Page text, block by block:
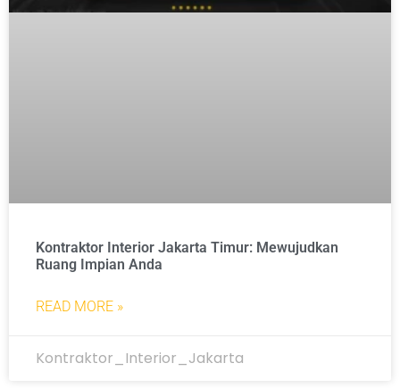
Kontraktor Interior Jakarta Timur: Mewujudkan
Ruang Impian Anda
READ MORE »
Kontraktor_Interior_Jakarta